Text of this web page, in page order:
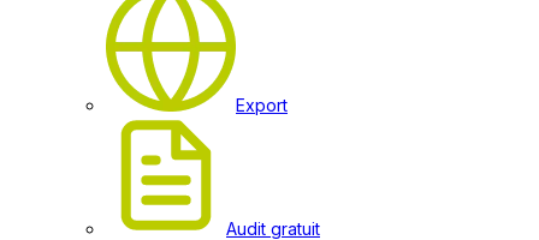
Export
Audit gratuit